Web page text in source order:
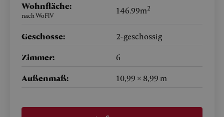
Wohnfläche:
nach WoFlV
146.99m2
Geschosse: 2-geschossig
Zimmer: 6
Außenmaß: 10,99 × 8,99 m